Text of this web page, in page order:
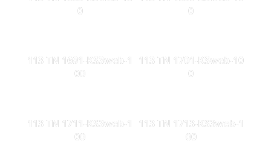
0
0
113 TN 1691-KS3web-1
00
113 TN 1701-KSweb-10
0
113 TN 1711-KS3web-1
00
113 TN 1713-KS3web-1
00